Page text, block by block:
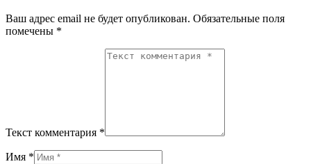
Ваш адрес email не будет опубликован. Обязательные поля
помечены *
Текст комментария *
Имя *